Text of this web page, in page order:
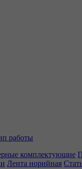
работы
комплектующие
Лента норийная